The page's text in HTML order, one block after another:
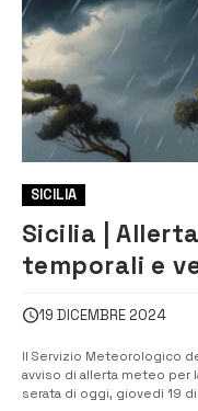
SICILIA
Sicilia |
temporali e
19 DICEMBRE 2024
Il Servizio Meteorologico
avviso di allerta meteo per
serata di oggi, giovedì 19